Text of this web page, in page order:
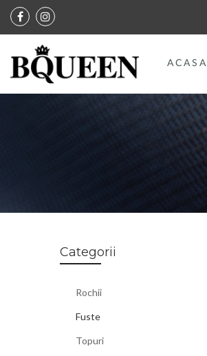
ACASA
Categorii
Rochii
Fuste
Topuri